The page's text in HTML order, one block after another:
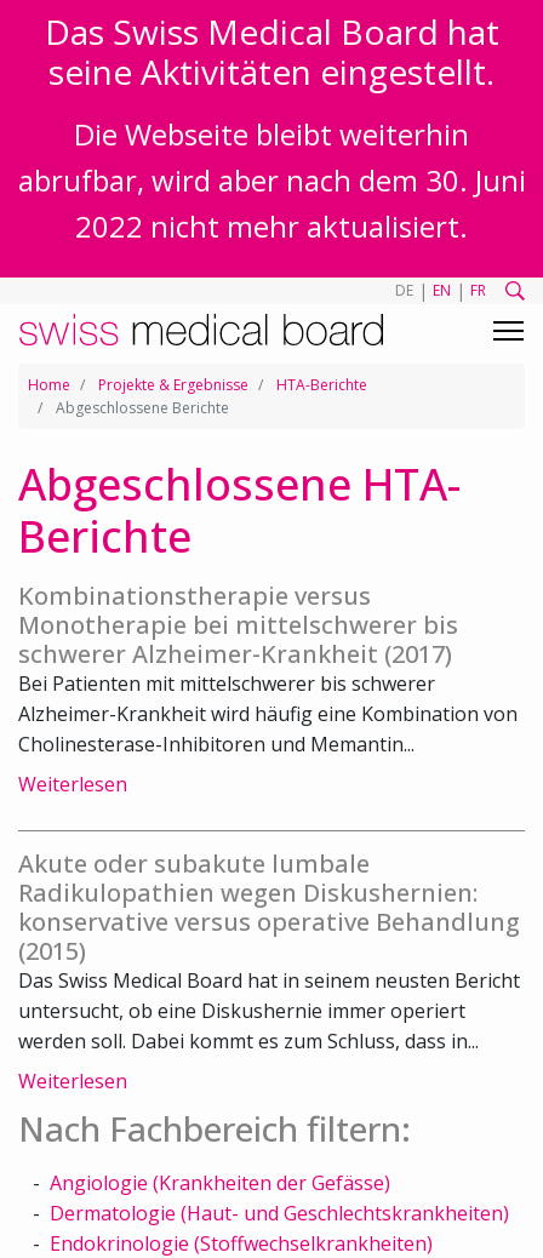
Das Swiss Medical Board hat
seine Aktivitäten eingestellt.
Die Webseite bleibt weiterhin
abrufbar, wird aber nach dem 30. Juni
2022 nicht mehr aktualisiert.
DE | EN | FR
Home Projekte & Ergebnisse
HTA-Berichte
Abgeschlossene Berichte
Abgeschlossene HTA-
Berichte
Kombinationstherapie versus
Monotherapie bei mittelschwerer bis
schwerer Alzheimer-Krankheit (2017)
Bei Patienten mit mittelschwerer bis schwerer
Alzheimer-Krankheit wird häufig eine Kombination von
Cholinesterase-Inhibitoren und Memantin...
Weiterlesen
Akute oder subakute lumbale
Radikulopathien wegen Diskushernien:
konservative versus operative Behandlung
(2015)
Das Swiss Medical Board hat in seinem neusten Bericht
untersucht, ob eine Diskushernie immer operiert
werden soll. Dabei kommt es zum Schluss, dass in...
Weiterlesen
Nach Fachbereich filtern:
Angiologie (Krankheiten der Gefässe)
Dermatologie (Haut- und Geschlechtskrankheiten)
Endokrinologie (Stoffwechselkrankheiten)